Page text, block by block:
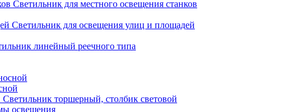
Светильник для местного освещения станков
Светильник для освещения улиц и площадей
линейный реечного типа
Светильник торшерный, столбик световой
освещения